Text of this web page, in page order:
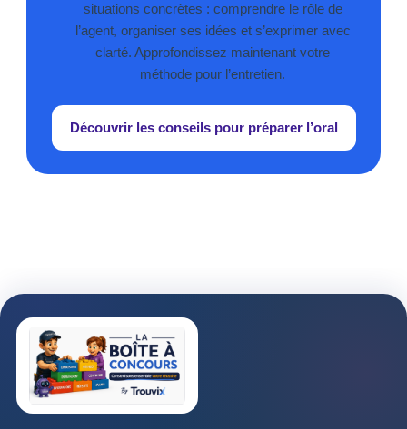
situations concrètes : comprendre le rôle de
l’agent, organiser ses idées et s’exprimer avec
clarté. Approfondissez maintenant votre
méthode pour l’entretien.
Découvrir les conseils pour préparer l’oral